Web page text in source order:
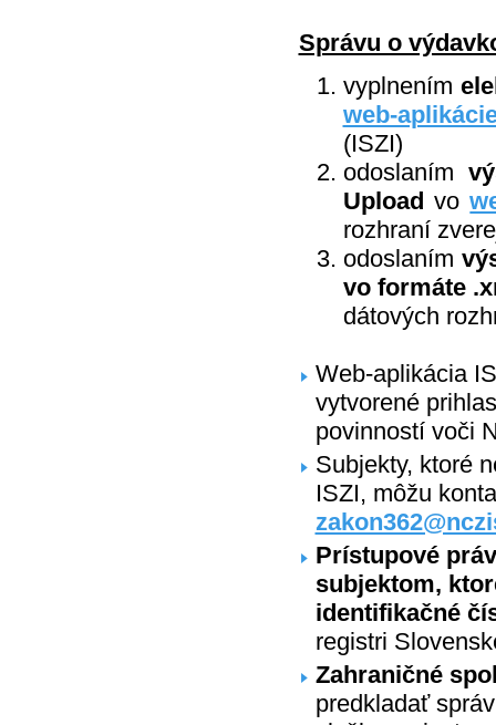
Správu o
vyplnením
web-
(ISZI)
odoslaním
Upload vo
rozhraní
odoslaním
vo formáte
dátových
Web-aplikácia
vytvorené
povinností voči
Subjekty, ktoré
ISZI, môžu
Prístupové
subjektom,
identifikačné
registri
Zahraničné
predkladať